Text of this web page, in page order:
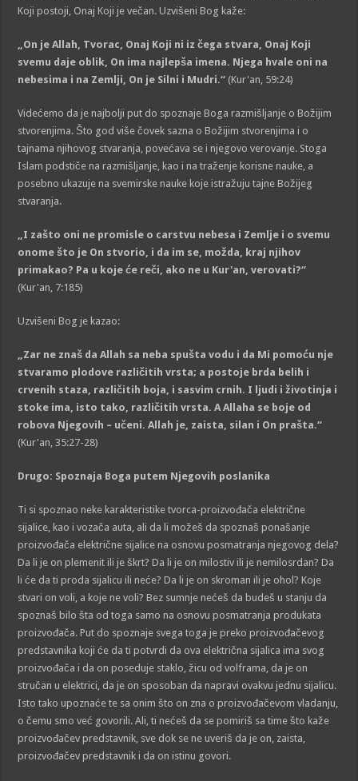
Koji postoji, Onaj Koji je večan. Uzvišeni Bog kaže:
„On je Allah, Tvorac, Onaj Koji ni iz čega stvara, Onaj Koji
svemu daje oblik, On ima najlepša imena. Njega hvale oni na
nebesima i na Zemlji, On je Silni i Mudri.“ (Kur'an, 59:24)
Videćemo da je najbolji put do spoznaje Boga razmišljanje o Božijim
stvorenjima. Što god više čovek sazna o Božijim stvorenjima i o
tajnama njihovog stvaranja, povećava se i njegovo verovanje. Stoga
Islam podstiče na razmišljanje, kao i na traženje korisne nauke, a
posebno ukazuje na svemirske nauke koje istražuju tajne Božijeg
stvaranja.
„I zašto oni ne promisle o carstvu nebesa i Zemlje i o svemu
onome što je On stvorio, i da im se, možda, kraj njihov
primakao? Pa u koje će reči, ako ne u Kur'an, verovati?“
(Kur'an, 7:185)
Uzvišeni Bog je kazao:
„Zar ne znaš da Allah sa neba spušta vodu i da Mi pomoću nje
stvaramo plodove različitih vrsta; a postoje brda belih i
crvenih staza, različitih boja, i sasvim crnih. I ljudi i životinja i
stoke ima, isto tako, različitih vrsta. A Allaha se boje od
robova Njegovih – učeni. Allah je, zaista, silan i On prašta.“
(Kur'an, 35:27-28)
Drugo: Spoznaja Boga putem Njegovih poslanika
Ti si spoznao neke karakteristike tvorca-proizvođača električne
sijalice, kao i vozača auta, ali da li možeš da spoznaš ponašanje
proizvođača električne sijalice na osnovu posmatranja njegovog dela?
Da li je on plemenit ili je škrt? Da li je on milostiv ili je nemilosrdan? Da
li će da ti proda sijalicu ili neće? Da li je on skroman ili je ohol? Koje
stvari on voli, a koje ne voli? Bez sumnje nećeš da budeš u stanju da
spoznaš bilo šta od toga samo na osnovu posmatranja produkata
proizvođača. Put do spoznaje svega toga je preko proizvođačevog
predstavnika koji će da ti potvrdi da ova električna sijalica ima svog
proizvođača i da on poseduje staklo, žicu od volframa, da je on
stručan u elektrici, da je on sposoban da napravi ovakvu jednu sijalicu.
Isto tako upoznaće te sa onim što on zna o proizvođačevom vladanju,
o čemu smo već govorili. Ali, ti nećeš da se pomiriš sa time što kaže
proizvođačev predstavnik, sve dok se ne uveriš da je on, zaista,
proizvođačev predstavnik i da on istinu govori.